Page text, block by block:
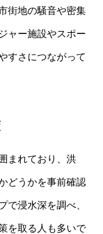
街地の騒音や密集
ャー施設やスポー
すさにつながって
まれており、洪
どうかを事前確認
で浸水深を調べ、
を取る人も多いで